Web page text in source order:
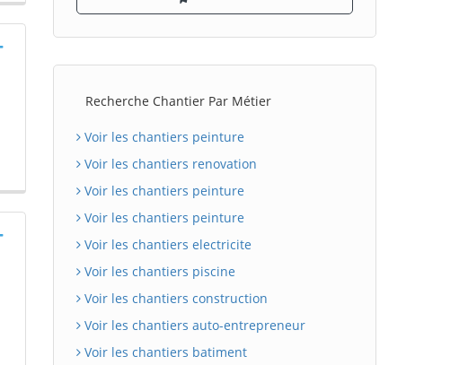
Recherche Chantier Par Métier
Voir les chantiers peinture
Voir les chantiers renovation
Voir les chantiers peinture
Voir les chantiers peinture
Voir les chantiers electricite
Voir les chantiers piscine
Voir les chantiers construction
Voir les chantiers auto-entrepreneur
Voir les chantiers batiment